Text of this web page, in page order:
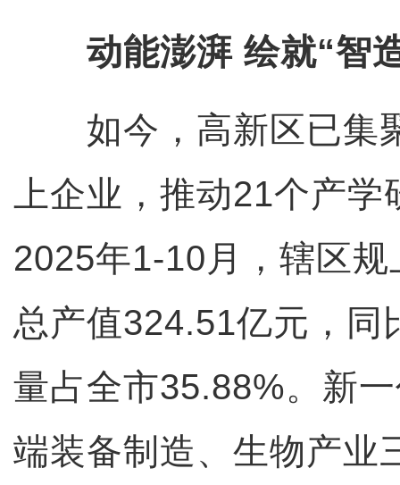
动能澎湃 绘就“智
如今，高新区已集
上企业，推动21个产
2025年1-10月，辖区
总产值324.51亿元，同
量占全市35.88%。新
端装备制造、生物产业